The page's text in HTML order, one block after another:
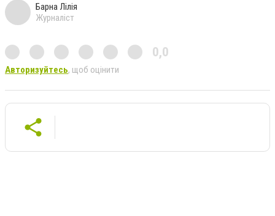
Барна Лілія
Журналіст
0,0
Авторизуйтесь, щоб оцінити